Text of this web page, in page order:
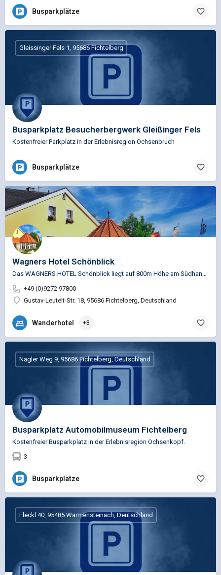
Busparkplätze
Busparkplatz Besucherbergwerk Gleißinger Fels
Kostenfreier Parkplatz in der Erlebnisregion Ochsenbruch
Gleissinger Fels 1, 95686 Fichtelberg
Busparkplätze
Wagners Hotel Schönblick
+49 (0)9272 97800
Gustav-Leutelt-Str. 18, 95686 Fichtelberg, Deutschland
Wanderhotel +3
Busparkplatz Automobilmuseum Fichtelberg
Kostenfreier Busparkplatz in der Erlebnisregion Ochsenkopf.
3
Nagler Weg 9, 95686 Fichtelberg, Deutschland
Busparkplätze
Fleckl 40, 95485 Warmensteinach, Deutschland